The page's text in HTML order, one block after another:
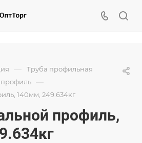
— Труба профильная
профиль —
140мм, 249.634кг
профиль,